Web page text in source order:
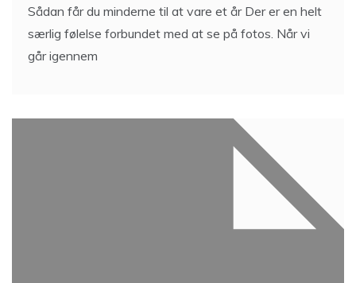
Sådan får du minderne til at vare et år Der er en helt
særlig følelse forbundet med at se på fotos. Når vi
går igennem